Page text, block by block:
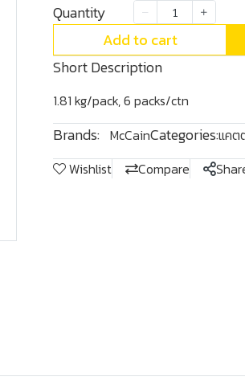
Quantity
Add to cart
Short Description
1.81 kg/pack, 6 packs/ctn
Brands: McCainCategories:แคต
Wishlist
Compare